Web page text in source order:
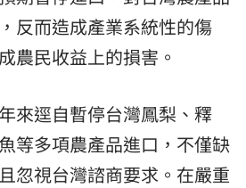
反而造成產業系統性的傷
農民收益上的損害。
來逕自暫停台灣鳳梨、釋
等多項農產品進口，不僅缺
忽視台灣諮商要求。在嚴重